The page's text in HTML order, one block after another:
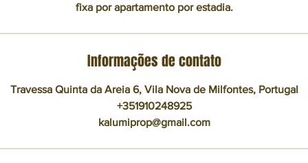
fixa por apartamento por estadia.
Informações de contato
Travessa Quinta da Areia 6, Vila Nova de Milfontes, Portugal
+351910248925
kalumiprop@gmail.com